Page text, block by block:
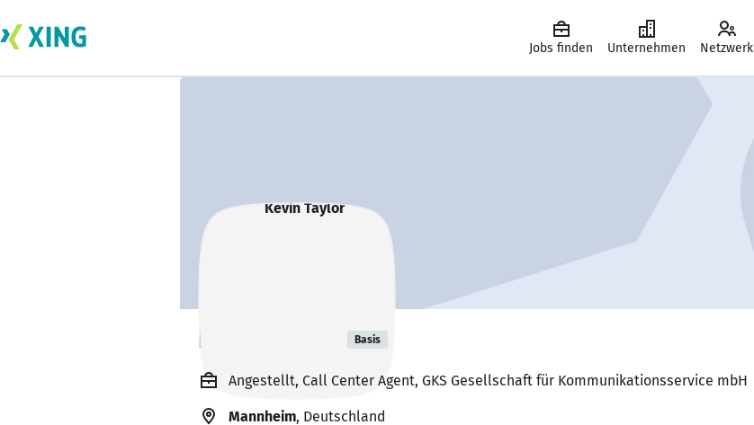
Jobs finden Unternehmen Netzwerk
Kevin Taylor Basis
Angestellt, Call Center Agent, GKS Gesellschaft für Kommunikationsservice mbH
Mannheim, Deutschland